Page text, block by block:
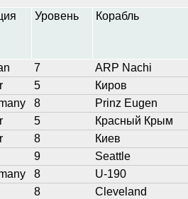
Уровень Корабль
7 ARP Nachi
5 Киров
8 Prinz Eugen
5 Красный Крым
8 Киев
9 Seattle
8 U-190
8 Cleveland